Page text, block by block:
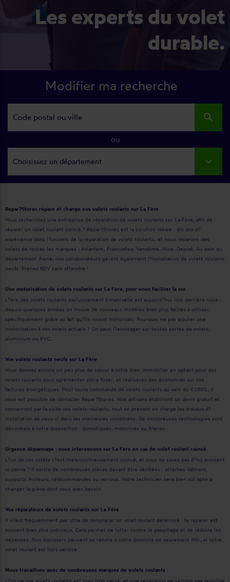
Les experts du volet
durable.
Modifier ma recherche
search
ou
Choisissez un département
Repar?Stores répare et change vos volets roulants sur La Fère
Vous recherchez une entreprise de réparation de volets roulants sur La Fère, afin de
réparer un volet roulant coincé ? Repar?Stores est la solution idéale : dix ans d?
expérience dans l?univers de la réparation de volets roulants, et nous réparons des
volets de toutes les marques : Atlantem, Franciaflex, Vendôme, Nice, Deprat. Au sein du
département Aisne, nos collaborateurs gèrent également l?installation de volets roulants
neufs. Prenez RDV sans attendre !
Une motorisation de volets roulants sur La Fère, pour vous faciliter la vie
L?ère des volets roulants exclusivement à manivelle est aujourd?hui loin derrière nous :
depuis quelques années on trouve de nouveaux modèles bien plus faciles à utiliser,
spécifiquement grâce au fait qu?ils soient motorisés. Pourquoi ne pas ajouter une
motorisation à vos volets actuels ? On peut l?envisager sur toutes sortes de volets,
aluminium ou PVC.
Vos volets roulants neufs sur La Fère
Vous donnez encore un peu plus de valeur à votre bien immobilier en optant pour des
volets roulants pour agrémenter votre foyer, et réaliserez des économies sur vos
factures énergétiques. Pour toute commande de volets roulants au sein du 02800, il
vous est possible de contacter Repar?Stores. Nos artisans établiront un devis gratuit et
concevront par la suite vos volets roulants, tout en prenant en charge les travaux d?
installation de ceux-ci dans les meilleures conditions. De nombreuses technologies sont
désormais à votre disposition : domotiques, motorisés ou filaires.
Urgence dépannage : nous intervenons sur La Fère en cas de volet roulant coincé
L?un de vos volets s?est malencontreusement coincé, et vous ne savez pas d?où provient
la panne ? Il existe de nombreuses pièces devant être vérifiées : attaches-tabliers,
supports moteurs, télécommandes ou verrous. Votre technicien sera bien sûr apte à
changer la pièce dont vous avez besoin.
Vos réparateurs de volets roulants sur La Fère
Il n?est fréquemment pas utile de remplacer un volet roulant détérioré : le réparer est
souvent bien plus judicieux. Cela permet de lutter contre le gaspillage et de réduire les
dépenses. Nos équipiers peuvent se rendre à votre domicile en seulement 48h, si votre
volet roulant est hors service.
Nous travaillons avec de nombreuses marques de volets roulants
L?un de vos volets roulants est bien trop cassé, et une réparation ne semble pas possible